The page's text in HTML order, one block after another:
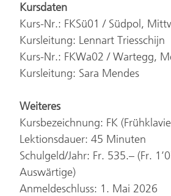
Kursdaten
Kurs-Nr.: FKSü01 / Südpol,
Kursleitung: Lennart Triesschijn
Kurs-Nr.: FKWa02 / Wartegg,
Kursleitung: Sara Mendes
Weiteres
Kursbezeichnung: FK
Lektionsdauer: 45 Minuten
Schulgeld/Jahr: Fr. 535.– (Fr.
Auswärtige)
Anmeldeschluss: 1. Mai 2026